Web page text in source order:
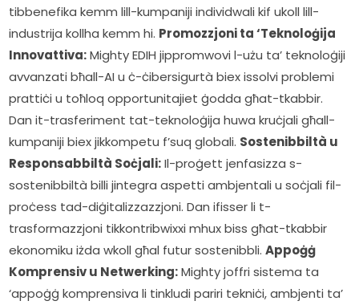
tibbenefika kemm lill-kumpaniji individwali kif ukoll lill-
industrija kollha kemm hi. Promozzjoni ta ‘Teknoloġija
Innovattiva: Mighty EDIH jippromwovi l-użu ta’ teknoloġiji
avvanzati bħall-AI u ċ-ċibersigurtà biex issolvi problemi
prattiċi u toħloq opportunitajiet ġodda għat-tkabbir.
Dan it-trasferiment tat-teknoloġija huwa kruċjali għall-
kumpaniji biex jikkompetu f’suq globali. Sostenibbiltà u
Responsabbiltà Soċjali: Il-proġett jenfasizza s-
sostenibbiltà billi jintegra aspetti ambjentali u soċjali fil-
proċess tad-diġitalizzazzjoni. Dan ifisser li t-
trasformazzjoni tikkontribwixxi mhux biss għat-tkabbir
ekonomiku iżda wkoll għal futur sostenibbli. Appoġġ
Komprensiv u Netwerking: Mighty joffri sistema ta
‘appoġġ komprensiva li tinkludi pariri tekniċi, ambjenti ta’